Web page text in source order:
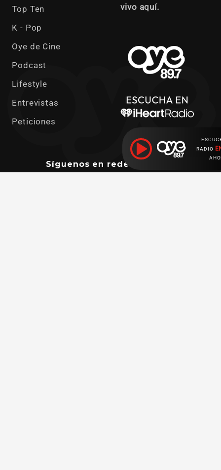
RADIO
Top Ten
K - Pop
Oye de Cine
Podcast
Lifestyle
Entrevistas
Peticiones
vivo aquí.
Síguenos en redes sociales